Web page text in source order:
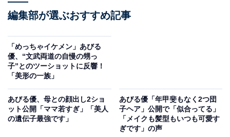
編集部が選ぶおすすめ記事
「めっちゃイケメン」あびる
優、“文武両道の自慢の甥っ
子”とのツーショットに反響！
「美形の一族」
あびる優、母との顔出し2ショ
ット公開「ママ若すぎ」「美人
の遺伝子最強です」
あびる優「年甲斐もなく2つ団
子ヘア」公開で「似合ってる」
「メイクも髪型もいつも可愛す
ぎです」の声